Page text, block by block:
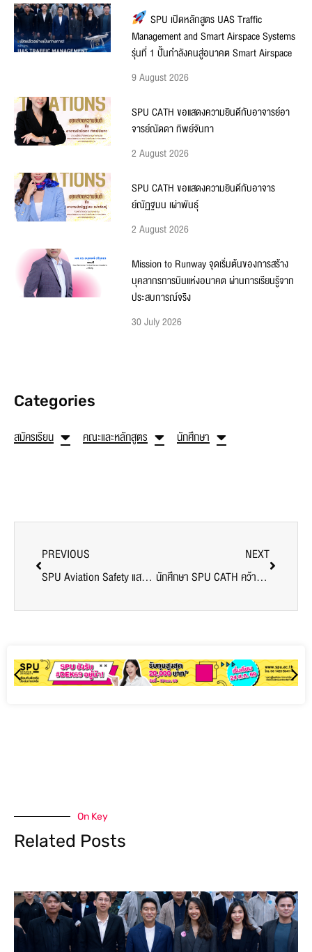
SPU เปิดหลักสูตร UAS Traffic
Management and Smart Airspace Systems
รุ่นที่ 1 ปั้นกำลังคนสู่อนาคต Smart Airspace
9 August 2026
SPU CATH ขอแสดงความยินดีกับอาจารย์อา
จารย์ณัดดา ทิพย์จันทา
2 August 2026
SPU CATH ขอแสดงความยินดีกับอาจาร
ย์ณัฏฐมน เผ่าพันธุ์
2 August 2026
Mission to Runway จุดเริ่มต้นของการสร้าง
บุคลากรการบินแห่งอนาคต ผ่านการเรียนรู้จาก
ประสบการณ์จริง
30 July 2026
Categories
สมัครเรียน คณะและหลักสูตร นักศึกษา
PREVIOUS
SPU Aviation Safety แสดงความยินดี อ.วีรภัทร ได้รับการประดับปีกชั้น 2
NEXT
นักศึกษา SPU CATH คว้าอันดับ 8 Flair Bartending Competition 2025 เวทีระดับอาเซียน
On Key
Related Posts